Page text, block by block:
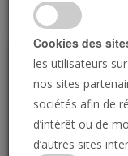
Cookies des
les utilisateurs
nos sites
sociétés afin de
d’intérêt ou de
d’autres sites